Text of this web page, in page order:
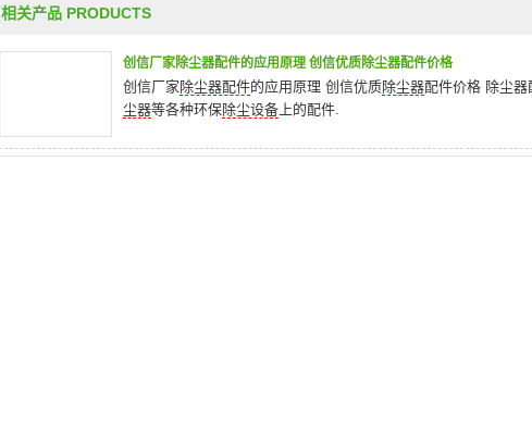
相关产品 PRODUCTS
创信厂家除尘器配件的应用原理 创信优质除尘器配件价格
创信厂家 除尘器配件的应用原理 创信优质除尘器配件价格 除尘器
尘器等各种环保除尘设备 上的配件.